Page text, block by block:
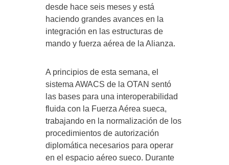
desde hace seis meses y está
haciendo grandes avances en la
integración en las estructuras de
mando y fuerza aérea de la Alianza.
A principios de esta semana, el
sistema AWACS de la OTAN sentó
las bases para una interoperabilidad
fluida con la Fuerza Aérea sueca,
trabajando en la normalización de los
procedimientos de autorización
diplomática necesarios para operar
en el espacio aéreo sueco. Durante